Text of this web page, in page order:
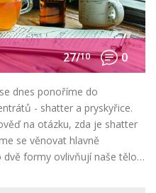
27/10 0
dnes ponoříme do
- shatter a pryskyřice.
na otázku, zda je shatter
se věnovat hlavně
formy ovlivňují naše tělo.